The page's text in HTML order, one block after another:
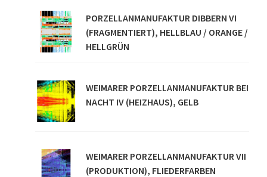
PORZELLANMANUFAKTUR DIBBERN VI
(FRAGMENTIERT), HELLBLAU / ORANGE /
HELLGRÜN
WEIMARER PORZELLANMANUFAKTUR BEI
NACHT IV (HEIZHAUS), GELB
WEIMARER PORZELLANMANUFAKTUR VII
(PRODUKTION), FLIEDERFARBEN